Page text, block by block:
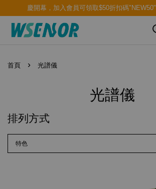
慶開幕，加入會員可領取$50折扣碼"NEW50"
首頁 › 光譜儀
光譜儀
排列方式